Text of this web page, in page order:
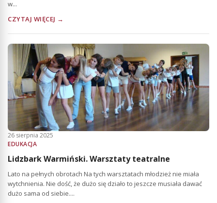
w...
CZYTAJ WIĘCEJ →
26 sierpnia 2025
EDUKACJA
Lidzbark Warmiński. Warsztaty teatralne
Lato na pełnych obrotach Na tych warsztatach młodzież nie miała
wytchnienia. Nie dość, że dużo się działo to jeszcze musiała dawać
dużo sama od siebie....